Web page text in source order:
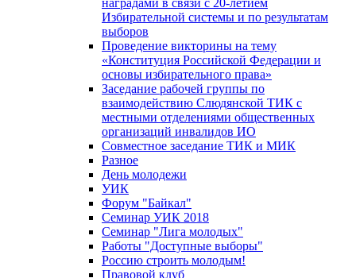
наградами в связи с 20-летием
Избирательной системы и по результатам
выборов
Проведение викторины на тему
«Конституция Российской Федерации и
основы избирательного права»
Заседание рабочей группы по
взаимодействию Слюдянской ТИК с
местными отделениями общественных
организаций инвалидов ИО
Совместное заседание ТИК и МИК
Разное
День молодежи
УИК
Форум "Байкал"
Семинар УИК 2018
Семинар "Лига молодых"
Работы "Доступные выборы"
Россию строить молодым!
Правовой клуб